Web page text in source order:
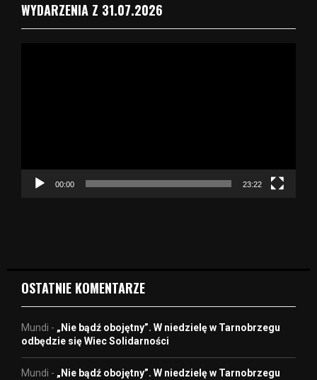
WYDARZENIA Z 31.07.2026
c
00:00 23:22
OSTATNIE KOMENTARZE
Mundi - „Nie bądź obojętny”. W niedzielę w Tarnobrzegu
odbędzie się Wiec Solidarności
Mundi - „Nie bądź obojętny”. W niedzielę w Tarnobrzegu